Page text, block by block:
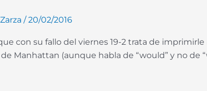
/20/02/2016
con su fallo del viernes 19-2 trata de
Manhattan (aunque habla de “would” y no de